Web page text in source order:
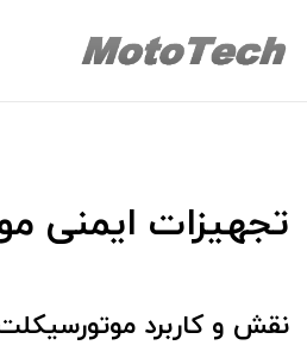
تجهیزات ایمنی
نقش و کاربرد موتورسیکلت